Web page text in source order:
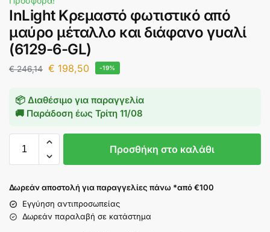
InLight Κρεμαστό φωτιστικό από
μαύρο μέταλλο και διάφανο γυαλί
(6129-6-GL)
€246,14 € 198,50 -19%
📦 Διαθέσιμο για παραγγελία
🚚 Παράδοση έως Τρίτη 11/08
Προσθήκη στο καλάθι
Δωρεάν αποστολή για παραγγελίες πάνω *από €100
Εγγύηση αντιπροσωπείας
Δωρεάν παραλαβή σε κατάστημα